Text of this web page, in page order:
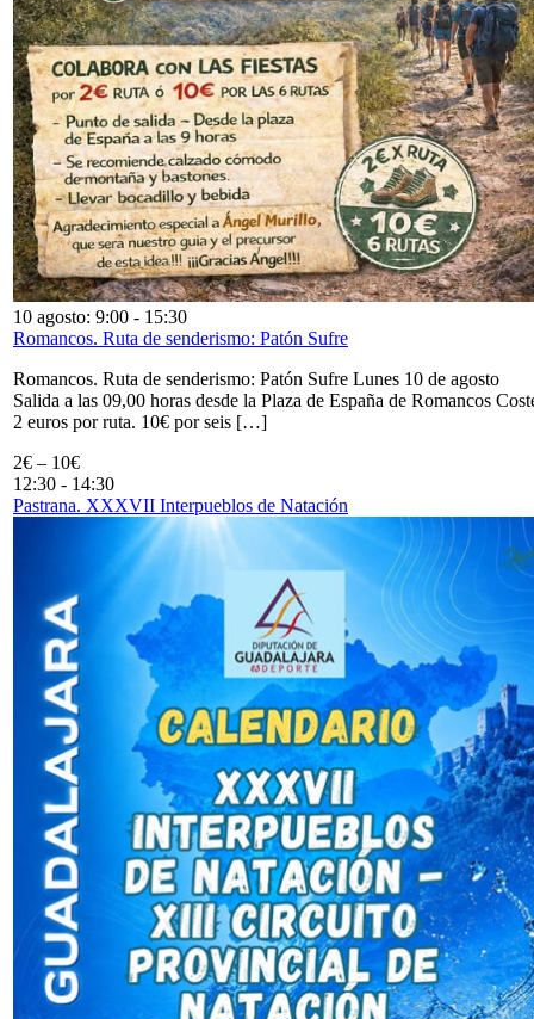
10 agosto: 9:00 - 15:30
Romancos. Ruta de senderismo: Patón Sufre
Romancos. Ruta de senderismo: Patón Sufre Lunes 10 de agosto
Salida a las 09,00 horas desde la Plaza de España de Romancos
2 euros por ruta. 10€ por seis […]
2€ – 10€
12:30 - 14:30
Pastrana. XXXVII Interpueblos de Natación